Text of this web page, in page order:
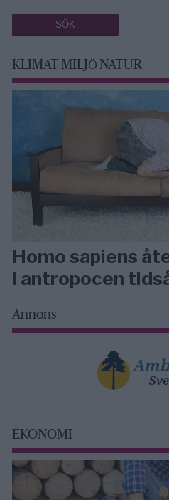
KLIMAT MILJÖ NATUR
Homo sapiens
i antropocen
Annons
EKONOMI